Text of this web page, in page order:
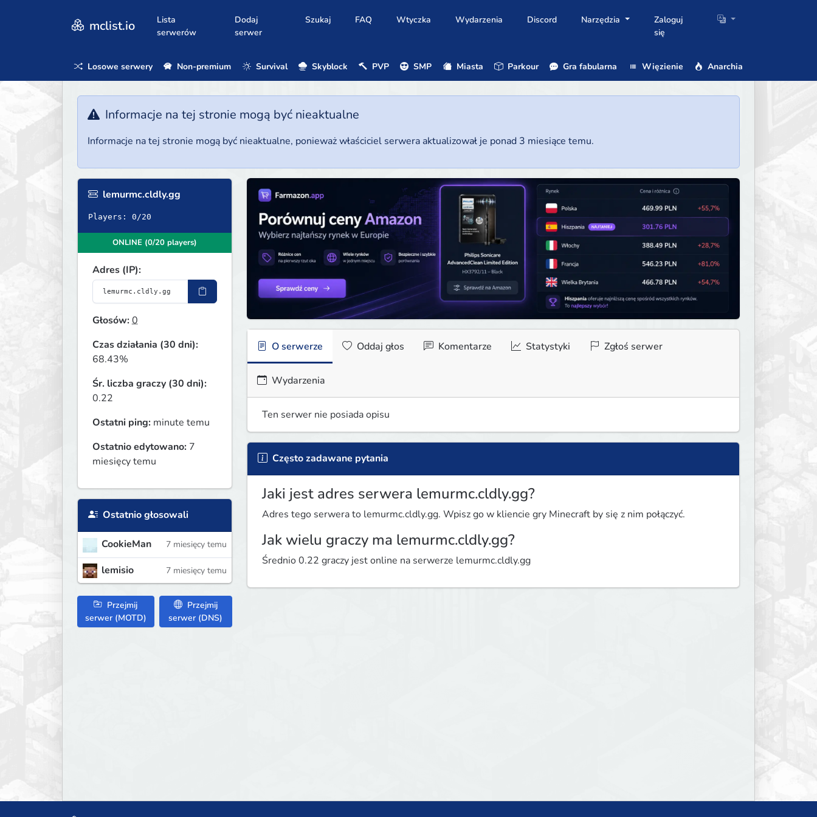
mclist.io
Lista
serwerów
Dodaj
serwer
Szukaj FAQ Wtyczka Wydarzenia Discord Narzędzia
Zaloguj
się
Losowe serwery Non-premium Survival Skyblock PVP SMP Miasta Parkour Gra fabularna Więzienie Anarchia
Informacje na tej stronie mogą być nieaktualne
Informacje na tej stronie mogą być nieaktualne, ponieważ właściciel serwera aktualizował je ponad 3 miesiące temu.
lemurmc.cldly.gg
Players: 0/20
ONLINE (0/20 players)
Adres (IP):
Głosów:0
Czas działania (30 dni):
68.43%
Śr. liczba graczy (30 dni):
0.22
Ostatni ping: minute temu
Ostatnio edytowano: 7
miesięcy temu
Ostatnio głosowali
CookieMan 7 miesięcy temu
lemisio 7 miesięcy temu
Przejmij
serwer (MOTD)
Przejmij
serwer (DNS)
O serwerze Oddaj głos Komentarze Statystyki Zgłoś serwer
Wydarzenia
Ten serwer nie posiada opisu
Często zadawane pytania
Jaki jest adres serwera lemurmc.cldly.gg?
Adres tego serwera to lemurmc.cldly.gg. Wpisz go w kliencie gry Minecraft by się z nim połączyć.
Jak wielu graczy ma lemurmc.cldly.gg?
Średnio 0.22 graczy jest online na serwerze lemurmc.cldly.gg